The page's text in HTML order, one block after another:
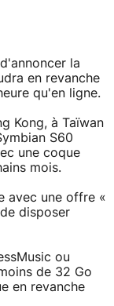
la
en revanche
qu'en ligne.
Kong, à Taïwan
S60
une coque
mois.
avec une offre «
disposer
ou
de 32 Go
en revanche